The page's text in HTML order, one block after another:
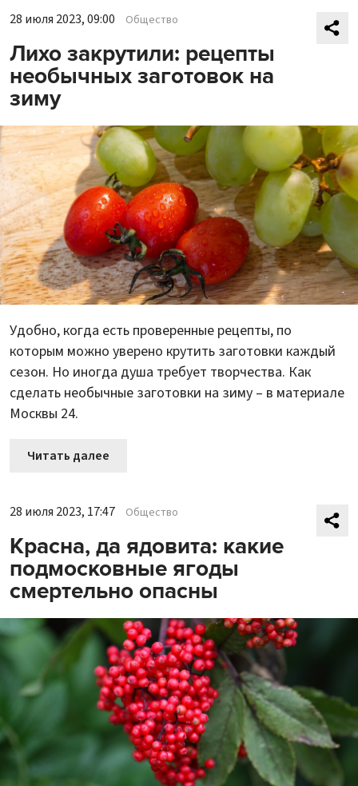
28 июля 2023, 09:00 Общество
Лихо закрутили: рецепты
необычных заготовок на
зиму
Удобно, когда есть проверенные рецепты, по
которым можно уверено крутить заготовки каждый
сезон. Но иногда душа требует творчества. Как
сделать необычные заготовки на зиму – в материале
Москвы 24.
Читать далее
28 июля 2023, 17:47 Общество
Красна, да ядовита: какие
подмосковные ягоды
смертельно опасны